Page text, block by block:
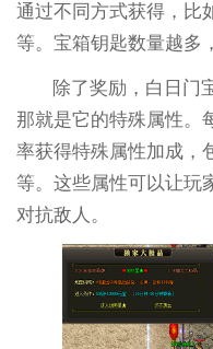
通过不同方式获得，比
等。宝箱钥匙数量越多
除了奖励，白日门
那就是它的特殊属性。
率获得特殊属性加成，
等。这些属性可以让玩
对抗敌人。